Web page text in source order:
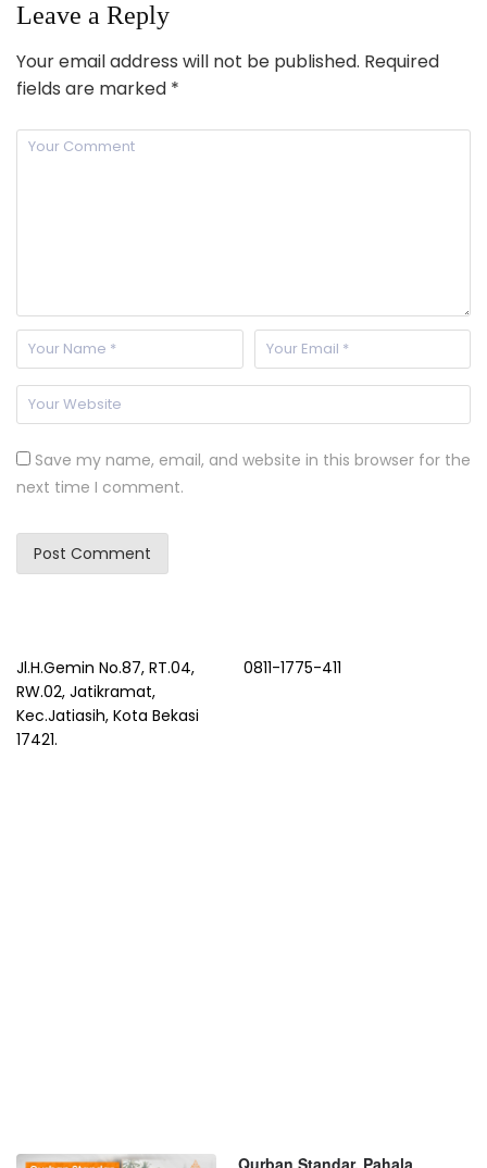
Leave a Reply
Your email address will not be published. Required
fields are marked *
Save my name, email, and website in this browser for the
next time I comment.
Jl.H.Gemin No.87, RT.04,
RW.02, Jatikramat,
Kec.Jatiasih, Kota Bekasi
17421.
0811-1775-411